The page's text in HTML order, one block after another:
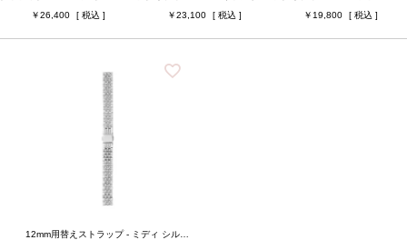
ケースカラー
ジュエリータイプ
ジュエリーカラー
26,400
23,100
19,800